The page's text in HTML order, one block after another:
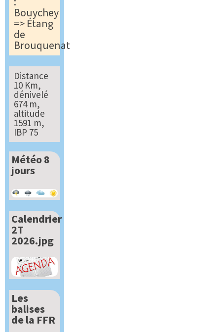
Bouychey
=> Étang
de
Brouquenat
Distance
10 Km,
dénivelé
674 m,
altitude
1591 m,
IBP 75
Météo 8
jours
Calendrier
2T
2026.jpg
Les
balises
de la FFR